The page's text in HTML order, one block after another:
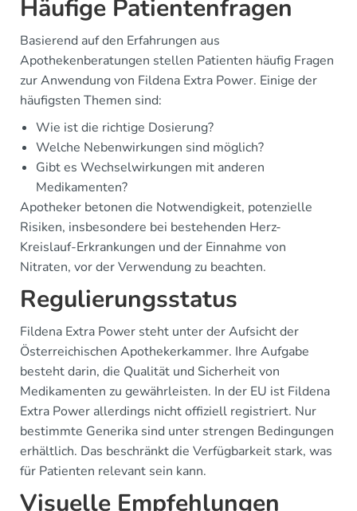
Häufige Patientenfragen
Basierend auf den Erfahrungen aus
Apothekenberatungen stellen Patienten häufig Fragen
zur Anwendung von Fildena Extra Power. Einige der
häufigsten Themen sind:
Wie ist die richtige Dosierung?
Welche Nebenwirkungen sind möglich?
Gibt es Wechselwirkungen mit anderen
Medikamenten?
Apotheker betonen die Notwendigkeit, potenzielle
Risiken, insbesondere bei bestehenden Herz-
Kreislauf-Erkrankungen und der Einnahme von
Nitraten, vor der Verwendung zu beachten.
Regulierungsstatus
Fildena Extra Power steht unter der Aufsicht der
Österreichischen Apothekerkammer. Ihre Aufgabe
besteht darin, die Qualität und Sicherheit von
Medikamenten zu gewährleisten. In der EU ist Fildena
Extra Power allerdings nicht offiziell registriert. Nur
bestimmte Generika sind unter strengen Bedingungen
erhältlich. Das beschränkt die Verfügbarkeit stark, was
für Patienten relevant sein kann.
Visuelle Empfehlungen